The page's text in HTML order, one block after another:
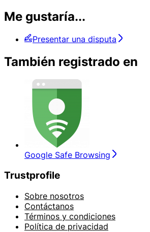
Me gustaría...
Presentar una disputa
También registrado en
Google Safe Browsing
Trustprofile
Sobre nosotros
Contáctanos
Términos y condiciones
Política de privacidad